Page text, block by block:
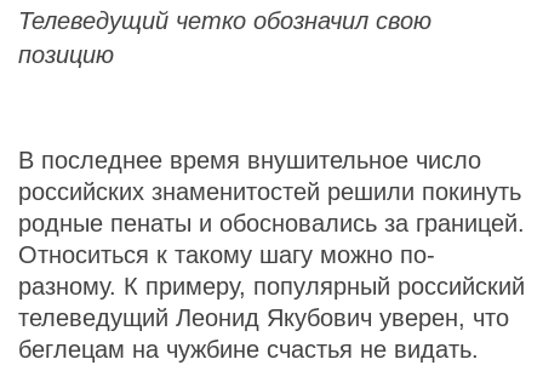
Телеведущий четко обозначил свою
позицию
В последнее время внушительное число
российских знаменитостей решили покинуть
родные пенаты и обосновались за границей.
Относиться к такому шагу можно по-
разному. К примеру, популярный российский
телеведущий Леонид Якубович уверен, что
беглецам на чужбине счастья не видать.